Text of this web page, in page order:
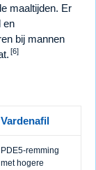
maaltijden. Er
en
bij mannen
[6]
Vardenafil
PDE5-remming
met hogere